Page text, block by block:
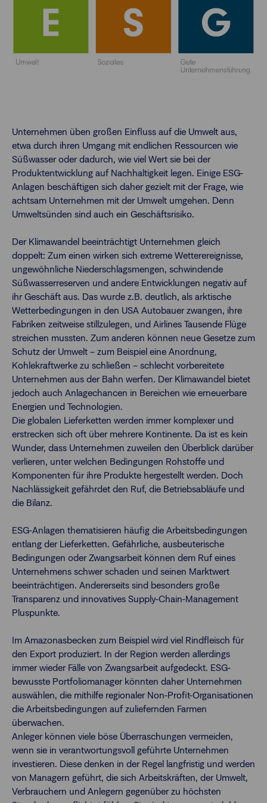
Unternehmen üben großen Einfluss auf die Umwelt aus,
etwa durch ihren Umgang mit endlichen Ressourcen wie
Süßwasser oder dadurch, wie viel Wert sie bei der
Produktentwicklung auf Nachhaltigkeit legen. Einige ESG-
Anlagen beschäftigen sich daher gezielt mit der Frage, wie
achtsam Unternehmen mit der Umwelt umgehen. Denn
Umweltsünden sind auch ein Geschäftsrisiko.
Der Klimawandel beeinträchtigt Unternehmen gleich
doppelt: Zum einen wirken sich extreme Wetterereignisse,
ungewöhnliche Niederschlagsmengen, schwindende
Süßwasserreserven und andere Entwicklungen negativ auf
ihr Geschäft aus. Das wurde z.B. deutlich, als arktische
Wetterbedingungen in den USA Autobauer zwangen, ihre
Fabriken zeitweise stillzulegen, und Airlines Tausende Flüge
streichen mussten. Zum anderen können neue Gesetze zum
Schutz der Umwelt – zum Beispiel eine Anordnung,
Kohlekraftwerke zu schließen – schlecht vorbereitete
Unternehmen aus der Bahn werfen. Der Klimawandel bietet
jedoch auch Anlagechancen in Bereichen wie erneuerbare
Energien und Technologien.
Die globalen Lieferketten werden immer komplexer und
erstrecken sich oft über mehrere Kontinente. Da ist es kein
Wunder, dass Unternehmen zuweilen den Überblick darüber
verlieren, unter welchen Bedingungen Rohstoffe und
Komponenten für ihre Produkte hergestellt werden. Doch
Nachlässigkeit gefährdet den Ruf, die Betriebsabläufe und
die Bilanz.
ESG-Anlagen thematisieren häufig die Arbeitsbedingungen
entlang der Lieferketten. Gefährliche, ausbeuterische
Bedingungen oder Zwangsarbeit können dem Ruf eines
Unternehmens schwer schaden und seinen Marktwert
beeinträchtigen. Andererseits sind besonders große
Transparenz und innovatives Supply-Chain-Management
Pluspunkte.
Im Amazonasbecken zum Beispiel wird viel Rindfleisch für
den Export produziert. In der Region werden allerdings
immer wieder Fälle von Zwangsarbeit aufgedeckt. ESG-
bewusste Portfoliomanager könnten daher Unternehmen
auswählen, die mithilfe regionaler Non-Profit-Organisationen
die Arbeitsbedingungen auf zuliefernden Farmen
überwachen.
Anleger können viele böse Überraschungen vermeiden,
wenn sie in verantwortungsvoll geführte Unternehmen
investieren. Diese denken in der Regel langfristig und werden
von Managern geführt, die sich Arbeitskräften, der Umwelt,
Verbrauchern und Anlegern gegenüber zu höchsten